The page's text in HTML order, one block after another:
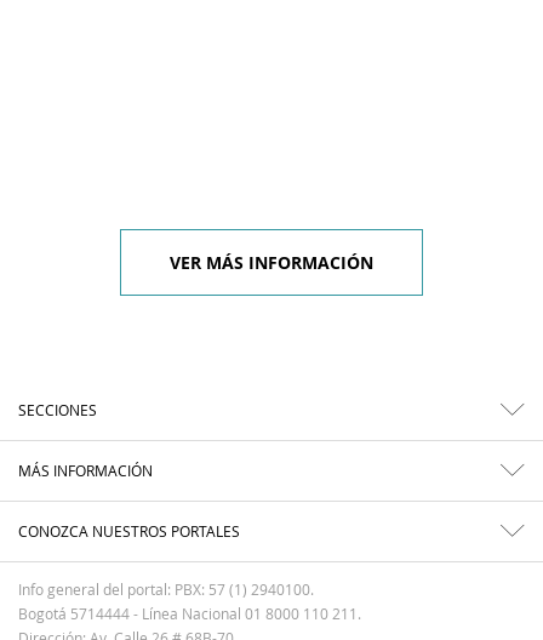
VER MÁS INFORMACIÓN
SECCIONES
MÁS INFORMACIÓN
CONOZCA NUESTROS PORTALES
Info general del portal: PBX: 57 (1) 2940100.
Bogotá 5714444 - Línea Nacional 01 8000 110 211.